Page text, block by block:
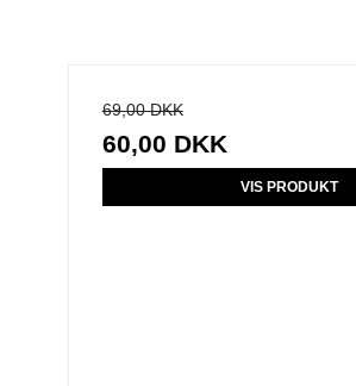
69,00 DKK
60,00 DKK
VIS PRODUKT